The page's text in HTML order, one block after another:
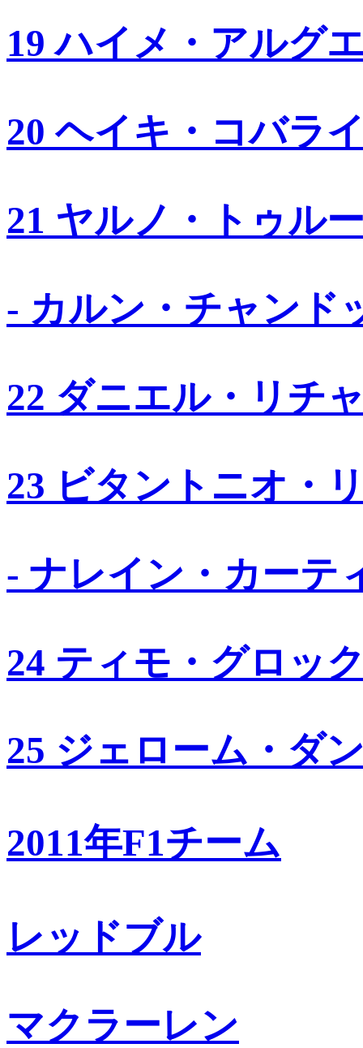
19 ハイメ・アルグ
20 ヘイキ・コバラ
21 ヤルノ・トゥル
- カルン・チャンド
22 ダニエル・リチ
23 ビタントニオ・
- ナレイン・カーテ
24 ティモ・グロッ
25 ジェローム・ダ
2011年F1チーム
レッドブル
マクラーレン